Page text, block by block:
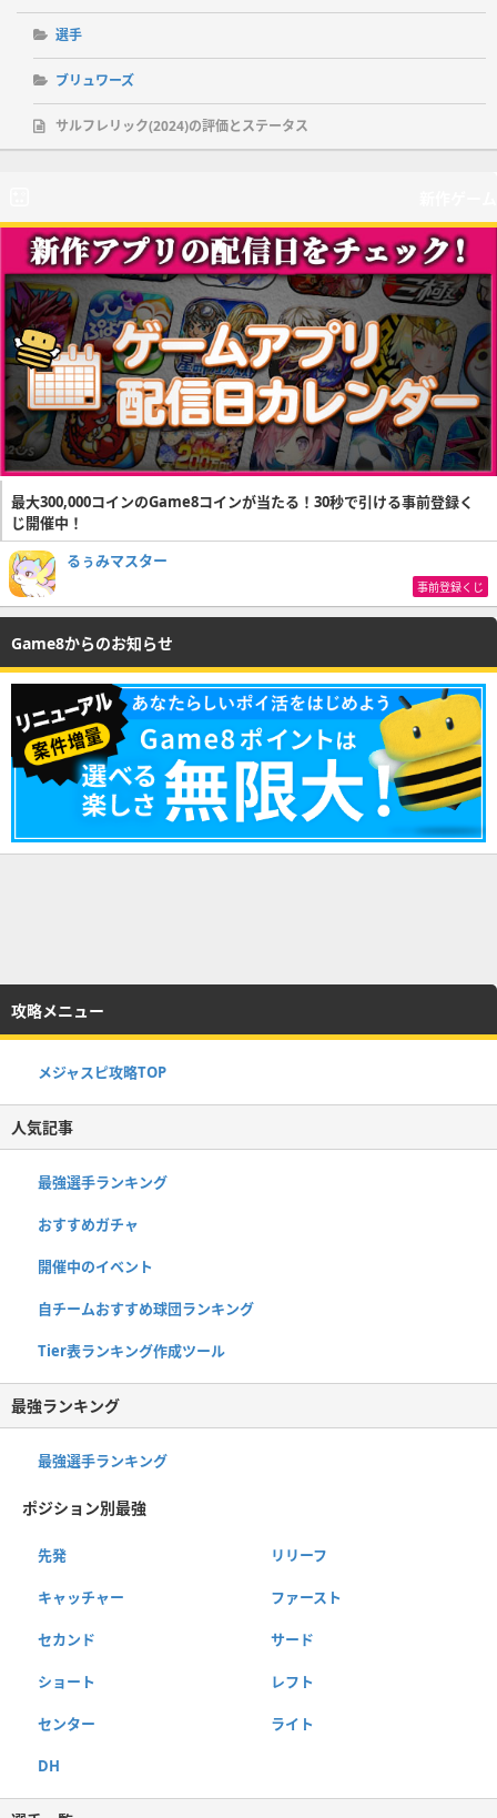
選手
ブリュワーズ
サルフレリック(2024)の評価とステータス
最大300,000コインのGame8コインが当たる！30秒で引ける事前登録く
じ開催中！
るぅみマスター
事前登録くじ
Game8からのお知らせ
攻略メニュー
メジャスピ攻略TOP
人気記事
最強選手ランキング
おすすめガチャ
開催中のイベント
自チームおすすめ球団ランキング
Tier表ランキング作成ツール
最強ランキング
最強選手ランキング
ポジション別最強
先発 リリーフ
キャッチャー ファースト
セカンド サード
ショート レフト
センター ライト
DH